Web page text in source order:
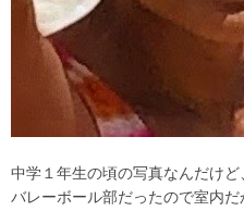
中学１年生の頃の写真なんだけど
バレーボール部だったので室内